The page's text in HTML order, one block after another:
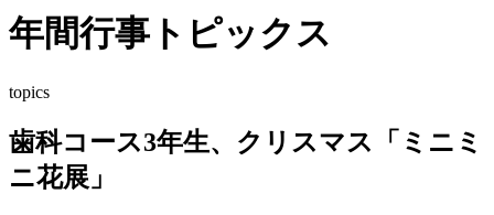
年間行事トピックス
topics
歯科コース3年生、クリスマス「ミニミ
ニ花展」